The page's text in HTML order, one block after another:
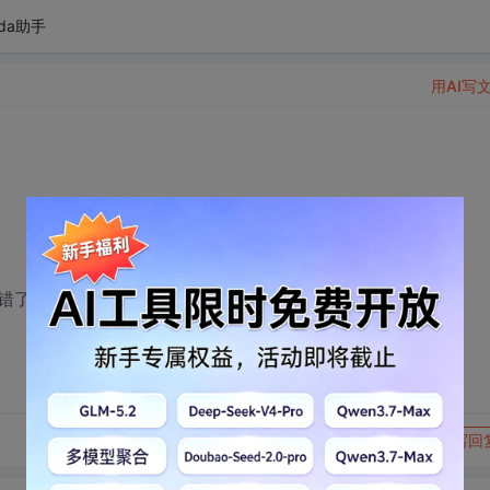
助手
了，该怎么修改？
转发到动态 举报 写回
用AI写